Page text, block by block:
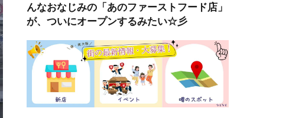
んなおなじみの「あのファーストフード店」
が、ついにオープンするみたい☆彡